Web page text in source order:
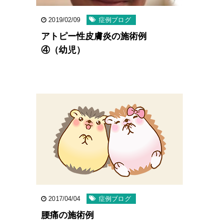
2019/02/09 症例ブログ
アトピー性皮膚炎の施術例
④（幼児）
2017/04/04 症例ブログ
腰痛の施術例